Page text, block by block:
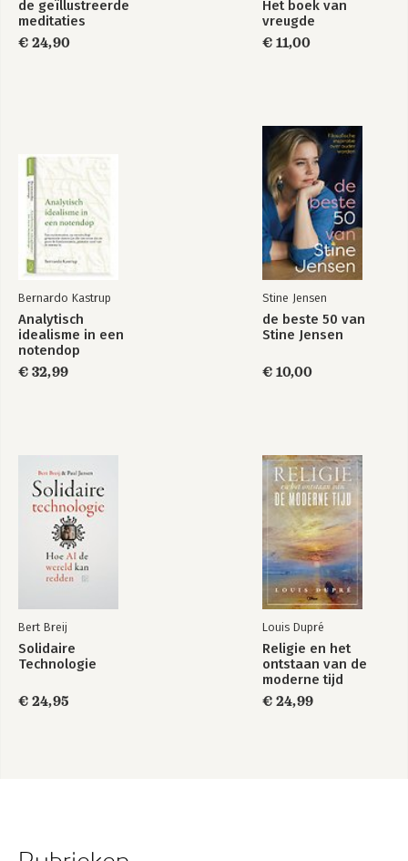
de geïllustreerde
meditaties
€ 24,90
Het boek van
vreugde
€ 11,00
Bernardo Kastrup
Analytisch
idealisme in een
notendop
€ 32,99
Stine Jensen
de beste 50 van
Stine Jensen
€ 10,00
Bert Breij
Solidaire
Technologie
€ 24,95
Louis Dupré
Religie en het
ontstaan van de
moderne tijd
€ 24,99